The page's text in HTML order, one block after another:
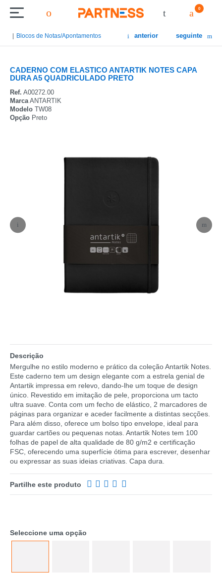
0
Blocos de Notas/Apontamentos anterior seguinte
CADERNO COM ELASTICO ANTARTIK NOTES CAPA
DURA A5 QUADRICULADO PRETO
Ref. A00272.00
MarcaANTARTIK
Modelo TW08
Opção Preto
Descrição
Mergulhe no estilo moderno e prático da coleção Antartik Notes.
Este caderno tem um design elegante com a estrela genial de
Antartik impressa em relevo, dando-lhe um toque de design
único. Revestido em imitação de pele, proporciona um tacto
ultra suave. Conta com um fecho de elástico, 2 marcadores de
páginas para organizar e aceder facilmente a distintas secções.
Para além disso, oferece um bolso tipo envelope, ideal para
guardar cartões ou pequenas notas. Antartik Notes tem 100
folhas de papel de alta qualidade de 80 g/m2 e certificação
FSC, oferecendo uma superfície ótima para escrever, desenhar
ou expressar as suas ideias criativas. Capa dura.
Partilhe este produto
Seleccione uma opção